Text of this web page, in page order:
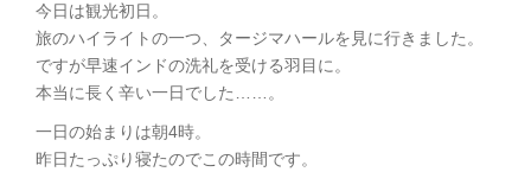
今日は観光初日。
旅のハイライトの一つ、タージマハールを見に行きました。
ですが早速インドの洗礼を受ける羽目に。
本当に長く辛い一日でした……。
一日の始まりは朝4時。
昨日たっぷり寝たのでこの時間です。